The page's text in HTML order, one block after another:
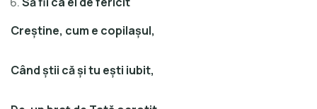
Creştine, cum e copilaşul,
Când ştii că şi tu eşti iubit,